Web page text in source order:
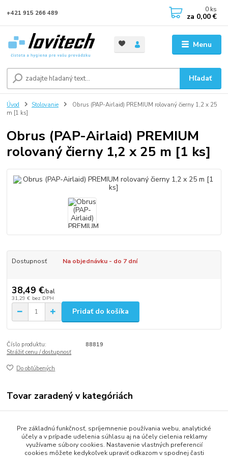
Menu
Hľadať
+421 915 266 489 0 ks
za 0,00 €
Úvod Stolovanie
Obrus (PAP-Airlaid) PREMIUM rolovaný čierny 1,2 x 25
m [1 ks]
Obrus (PAP-Airlaid) PREMIUM
rolovaný čierny 1,2 x 25 m [1 ks]
Dostupnosť Na objednávku - do 7 dní
38,49 €/bal
31,29 € bez DPH
Pridať do košíka
Číslo produktu:
88819
Strážiť cenu / dostupnosť
Do obľúbených
Tovar zaradený v kategóriách
Stolovanie
Prestieranie
Pre základnú funkčnosť, spríjemnenie používania webu, analytické
účely a v prípade udelenia súhlasu aj na účely cielenia reklamy
využívame súbory cookies. Nastavenie vlastných preferencií
cookies môžete kedykoľvek upraviť odkazom v spodnej časti